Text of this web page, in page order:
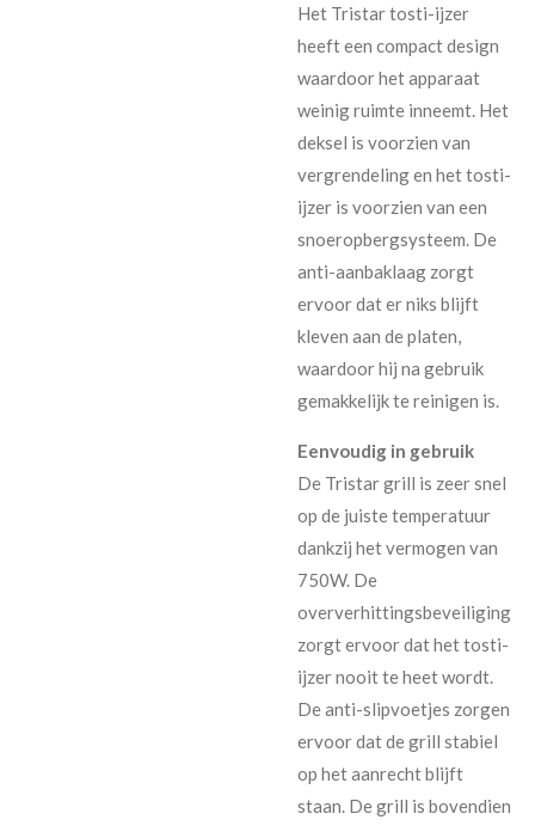
Het Tristar tosti-ijzer
heeft een compact design
waardoor het apparaat
weinig ruimte inneemt. Het
deksel is voorzien van
vergrendeling en het tosti-
ijzer is voorzien van een
snoeropbergsysteem. De
anti-aanbaklaag zorgt
ervoor dat er niks blijft
kleven aan de platen,
waardoor hij na gebruik
gemakkelijk te reinigen is.
Eenvoudig in gebruik
De Tristar grill is zeer snel
op de juiste temperatuur
dankzij het vermogen van
750W. De
oververhittingsbeveiliging
zorgt ervoor dat het tosti-
ijzer nooit te heet wordt.
De anti-slipvoetjes zorgen
ervoor dat de grill stabiel
op het aanrecht blijft
staan. De grill is bovendien